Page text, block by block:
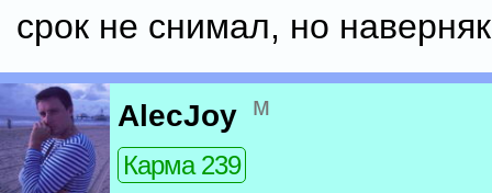
срок не снимал, но
AlecJoy м
Карма 239